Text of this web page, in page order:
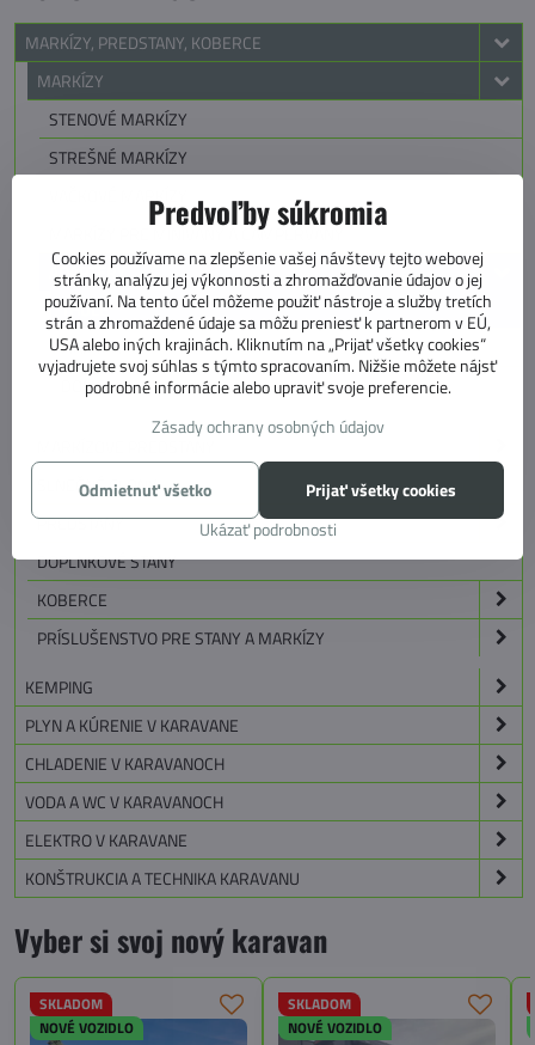
MARKÍZY, PREDSTANY, KOBERCE
MARKÍZY
STENOVÉ MARKÍZY
STREŠNÉ MARKÍZY
VAČKOVÉ MARKÍZY
MARKÍZY PRE MINIVANY A CAMPERVANY
ADAPTÉRY
THULE
FIAMMA
DOMETIC
SLNEČNÉ CLONY
PREDSTANY
DOPLNKOVÉ STANY
KOBERCE
PRÍSLUŠENSTVO PRE STANY A MARKÍZY
KEMPING
PLYN A KÚRENIE V KARAVANE
CHLADENIE V KARAVANOCH
VODA A WC V KARAVANOCH
ELEKTRO V KARAVANE
KONŠTRUKCIA A TECHNIKA KARAVANU
Vyber si svoj nový karavan
SKLADOM
NOVÉ VOZIDLO
SKLADOM
NOVÉ VOZIDLO
Predvoľby súkromia
Cookies používame na zlepšenie vašej návštevy tejto webovej
stránky, analýzu jej výkonnosti a zhromažďovanie údajov o jej
používaní. Na tento účel môžeme použiť nástroje a služby tretích
strán a zhromaždené údaje sa môžu preniesť k partnerom v EÚ,
USA alebo iných krajinách. Kliknutím na „Prijať všetky cookies“
vyjadrujete svoj súhlas s týmto spracovaním. Nižšie môžete nájsť
podrobné informácie alebo upraviť svoje preferencie.
Zásady ochrany osobných údajov
Ukázať podrobnosti
Prijať všetky cookies
Odmietnuť všetko